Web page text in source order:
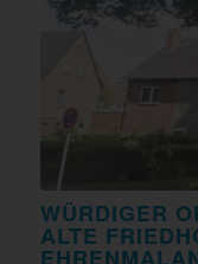
WÜRDIGER
ALTE